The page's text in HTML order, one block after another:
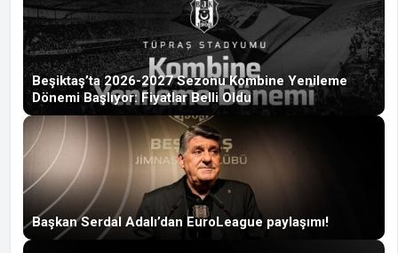
Beşiktaş’ta 2026-2027 Sezonu Kombine Yenileme
Dönemi Başlıyor: Fiyatlar Belli Oldu
Başkan Serdal Adalı’dan EuroLeague paylaşımı!